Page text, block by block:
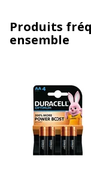
Produits
ensemble